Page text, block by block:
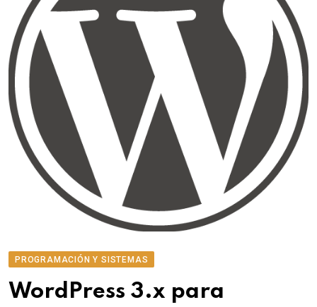
PROGRAMACIÓN Y SISTEMAS
WordPress 3.x para